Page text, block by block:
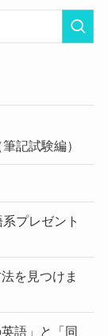
記試験編）
プレゼント
を見つけま
語」と「同